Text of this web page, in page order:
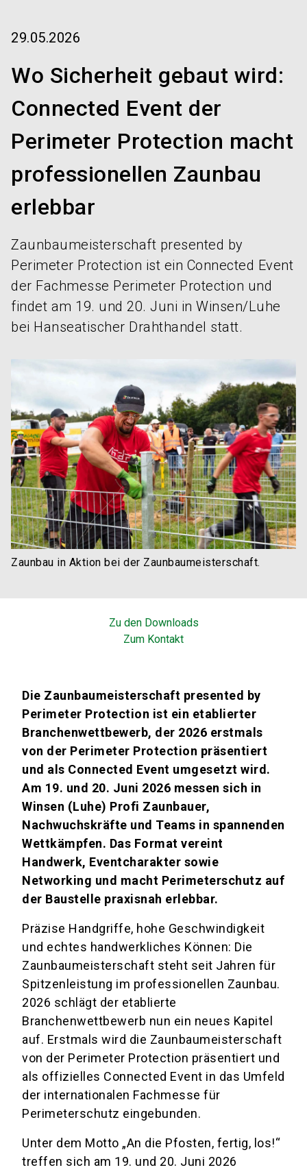
search
29.05.2026
Wo Sicherheit gebaut wird:
Connected Event der
Perimeter Protection macht
professionellen Zaunbau
erlebbar
Zaunbaumeisterschaft presented by
Perimeter Protection ist ein Connected Event
der Fachmesse Perimeter Protection und
findet am 19. und 20. Juni in Winsen/Luhe
bei Hanseatischer Drahthandel statt.
Zaunbau in Aktion bei der Zaunbaumeisterschaft.
Zu den Downloads
Zum Kontakt
Die Zaunbaumeisterschaft presented by
Perimeter Protection ist ein etablierter
Branchenwettbewerb, der 2026 erstmals
von der Perimeter Protection präsentiert
und als Connected Event umgesetzt wird.
Am 19. und 20. Juni 2026 messen sich in
Winsen (Luhe) Profi Zaunbauer,
Nachwuchskräfte und Teams in spannenden
Wettkämpfen. Das Format vereint
Handwerk, Eventcharakter sowie
Networking und macht Perimeterschutz auf
der Baustelle praxisnah erlebbar.
Präzise Handgriffe, hohe Geschwindigkeit
und echtes handwerkliches Können: Die
Zaunbaumeisterschaft steht seit Jahren für
Spitzenleistung im professionellen Zaunbau.
2026 schlägt der etablierte
Branchenwettbewerb nun ein neues Kapitel
auf. Erstmals wird die Zaunbaumeisterschaft
von der Perimeter Protection präsentiert und
als offizielles Connected Event in das Umfeld
der internationalen Fachmesse für
Perimeterschutz eingebunden.
Unter dem Motto „An die Pfosten, fertig, los!“
treffen sich am 19. und 20. Juni 2026